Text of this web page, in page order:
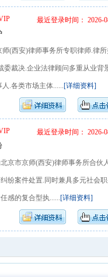
最近登录时间： 2026-
(西安)律师事务所专职律师.律
委裁决.企业法律顾问多重从业
.各类市场主体......[详细资料]
最近登录时间： 2026-
京市京师(西安)律师事务所合伙
纷案件处置.同时兼具多元社会
感的复合型执......[详细资料]